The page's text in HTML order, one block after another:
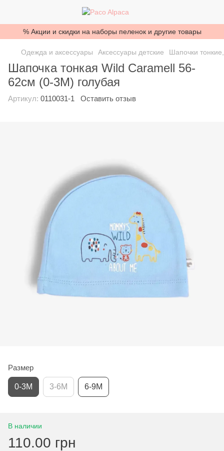
% Акции и скидки на наборы пеленок и другие товары
Одежда и аксессуары Аксессуары детские Шапочки
Шапочка тонкая Wild Caramell 56-
62см (0-3М) голубая
Артикул: 0110031-1 Оставить отзыв
Размер
0-3М 3-6М 6-9М
В наличии
110.00 грн